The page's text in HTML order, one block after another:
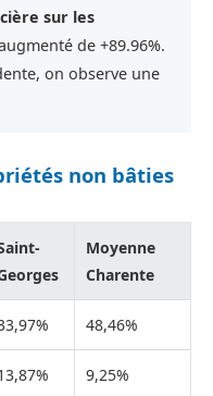
sur les
de +89.96%.
on observe une
non bâties
Moyenne
Charente
48,46%
9,25%